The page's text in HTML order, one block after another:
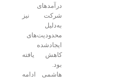
درآمدهای
شرکت نیز
محدودیت‌های
ایجادشده
کاهش یافته
هاشمی ادامه